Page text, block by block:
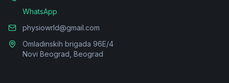
WhatsApp
physiowrld@gmail.com
Omladinskih brigada 96E/4
Novi Beograd, Beograd